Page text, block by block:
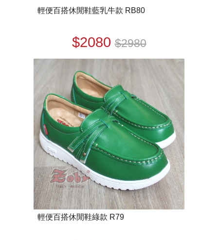
輕便百搭休閒鞋藍乳牛款 RB80
$2080$2980
輕便百搭休閒鞋綠款 R79